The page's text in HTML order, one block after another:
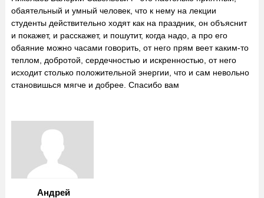
обаятельный и умный человек, что к нему на лекции
студенты действительно ходят как на праздник, он объяснит
и покажет, и расскажет, и пошутит, когда надо, а про его
обаяние можно часами говорить, от него прям веет каким-то
теплом, добротой, сердечностью и искренностью, от него
исходит столько положительной энергии, что и сам невольно
становишься мягче и добрее. Спасибо вам
Андрей